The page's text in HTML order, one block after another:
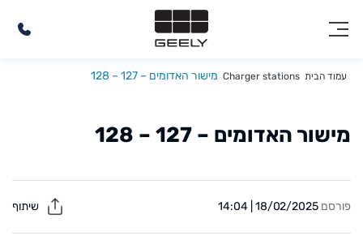
עמוד הבית Charger stations מישור האדומים – 127 – 128
מישור האדומים – 127 – 128
פורסם 18/02/2025 | 14:04